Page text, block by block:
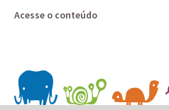
Acesse o conteúdo